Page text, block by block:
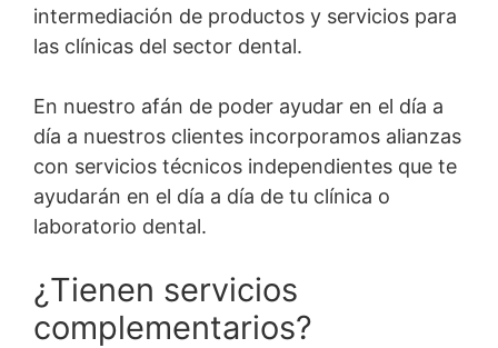
intermediación de productos y servicios para
las clínicas del sector dental.
En nuestro afán de poder ayudar en el día a
día a nuestros clientes incorporamos alianzas
con servicios técnicos independientes que te
ayudarán en el día a día de tu clínica o
laboratorio dental.
¿Tienen servicios
complementarios?